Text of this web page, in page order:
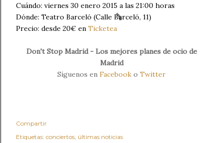
Cuándo: viernes 30 enero 2015 a las 21:00 horas
Dónde: Teatro Barceló (Calle Barceló, 11)
Precio: desde 20€ en Ticketea
Don't Stop Madrid - Los mejores planes de ocio de
Madrid
Síguenos en Facebook o Twitter
Compartir
Etiquetas: conciertos últimas noticias